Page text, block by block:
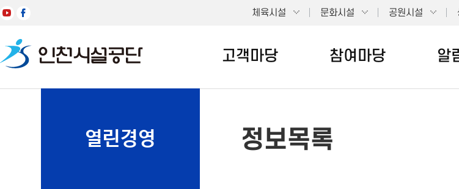
체육시설 문화시설 공원시설
고객마당 참여마당 알
열린경영 정보목록